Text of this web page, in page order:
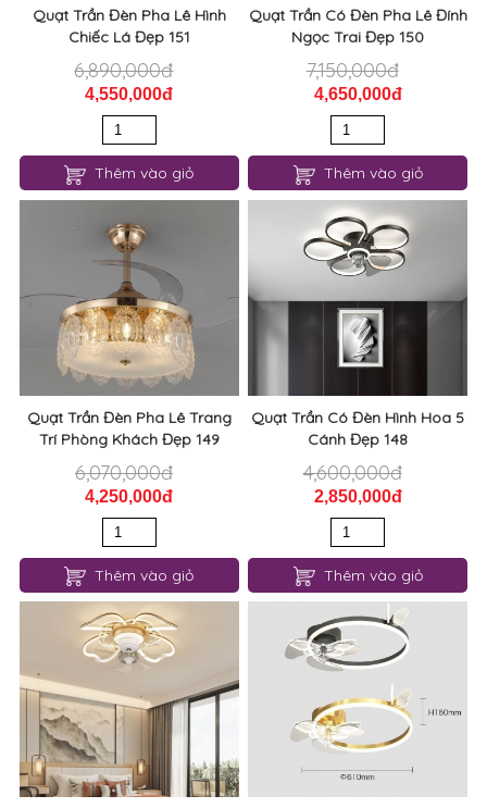
Quạt Trần Đèn Pha Lê Hình
Chiếc Lá Đẹp 151
6,890,000đ
4,550,000đ
Thêm vào giỏ
Quạt Trần Có Đèn Pha Lê Đính
Ngọc Trai Đẹp 150
7,150,000đ
4,650,000đ
Thêm vào giỏ
Quạt Trần Đèn Pha Lê Trang
Trí Phòng Khách Đẹp 149
6,070,000đ
4,250,000đ
Thêm vào giỏ
Quạt Trần Có Đèn Hình Hoa 5
Cánh Đẹp 148
4,600,000đ
2,850,000đ
Thêm vào giỏ